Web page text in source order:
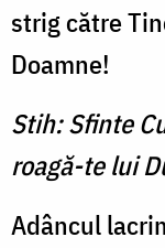
strig către
Doamne!
Stih: Sfinte
roagă-te lui
Adâncul